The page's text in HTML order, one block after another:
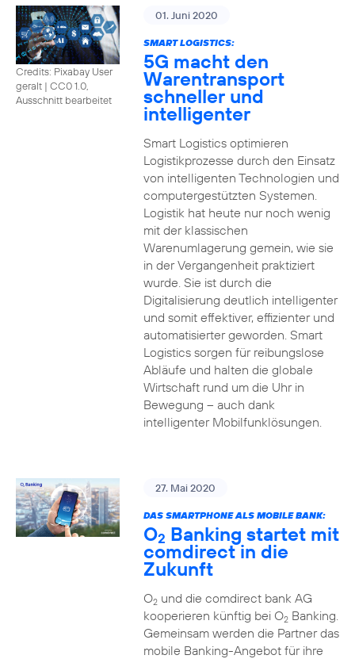
Credits: Pixabay User
geralt | CC0 1.0,
Ausschnitt bearbeitet
01. Juni 2020
SMART LOGISTICS:
5G macht den
Warentransport
schneller und
intelligenter
Smart Logistics optimieren
Logistikprozesse durch den Einsatz
von intelligenten Technologien und
computergestützten Systemen.
Logistik hat heute nur noch wenig
mit der klassischen
Warenumlagerung gemein, wie sie
in der Vergangenheit praktiziert
wurde. Sie ist durch die
Digitalisierung deutlich intelligenter
und somit effektiver, effizienter und
automatisierter geworden. Smart
Logistics sorgen für reibungslose
Abläufe und halten die globale
Wirtschaft rund um die Uhr in
Bewegung – auch dank
intelligenter Mobilfunklösungen.
27. Mai 2020
DAS SMARTPHONE ALS MOBILE BANK:
O2 Banking startet mit
comdirect in die
Zukunft
O2und die comdirect bank AG
kooperieren künftig bei O2Banking.
Gemeinsam werden die Partner das
mobile Banking-Angebot für ihre